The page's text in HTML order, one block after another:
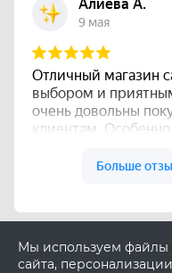
Мы используем файлы
сайта,